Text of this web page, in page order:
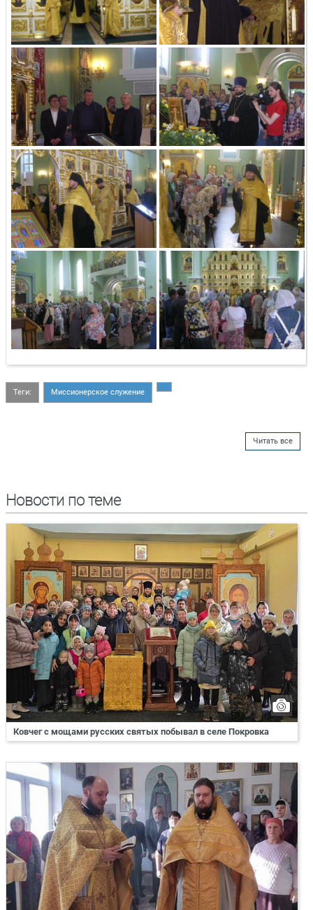
Теги: Миссионерское служение
Читать все
Новости по теме
Ковчег с мощами русских святых побывал в селе Покровка